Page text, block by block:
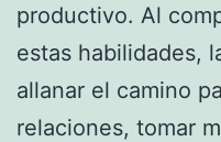
productivo. Al
estas habilidades,
allanar el camino
relaciones, tomar